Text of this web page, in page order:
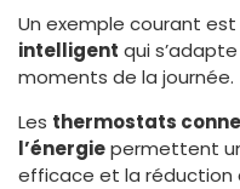
Un exemple courant est
intelligent qui
moments de la journée.
Les thermostats
l’énergiepermettent
efficace et la réduction